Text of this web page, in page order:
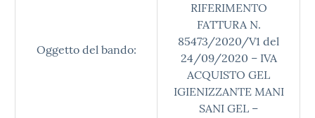
Oggetto del bando:
RIFERIMENTO
FATTURA N.
85473/2020/V1 del
24/09/2020 – IVA
ACQUISTO GEL
IGIENIZZANTE MANI
SANI GEL –